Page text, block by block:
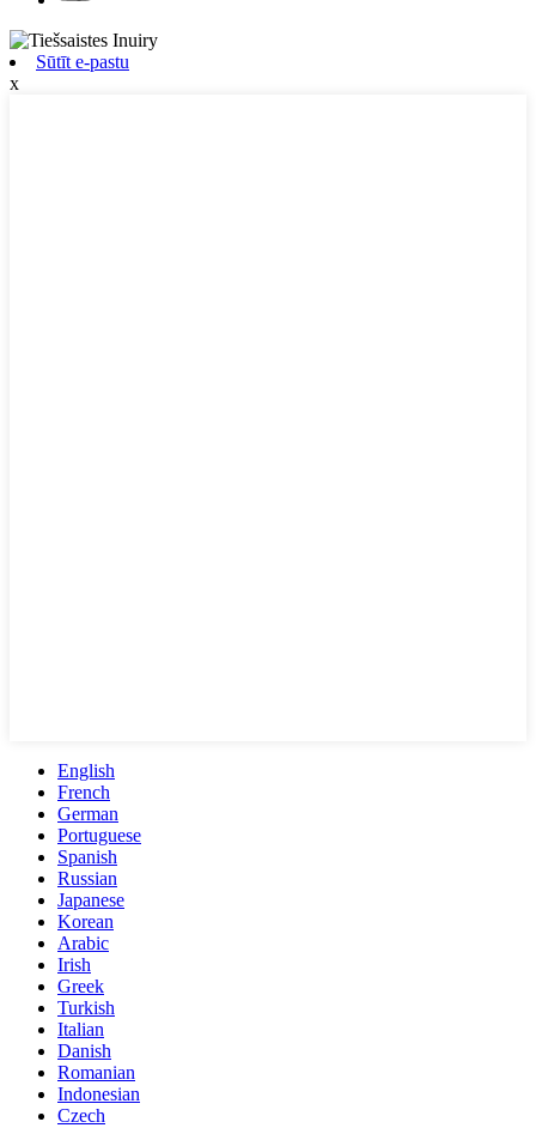
Sūtīt e-pastu
x
English
French
German
Portuguese
Spanish
Russian
Japanese
Korean
Arabic
Irish
Greek
Turkish
Italian
Danish
Romanian
Indonesian
Czech